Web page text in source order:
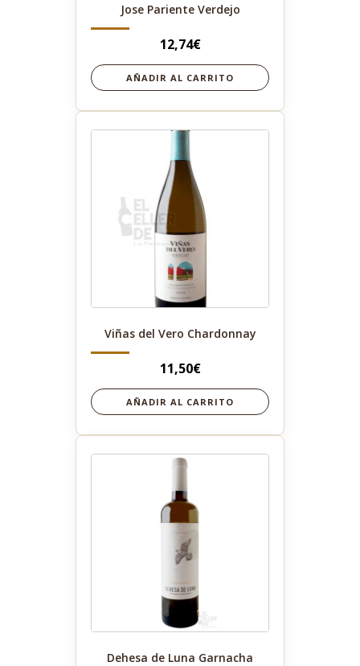
Jose Pariente Verdejo
12,74€
AÑADIR AL CARRITO
Viñas del Vero Chardonnay
11,50€
AÑADIR AL CARRITO
Dehesa de Luna Garnacha